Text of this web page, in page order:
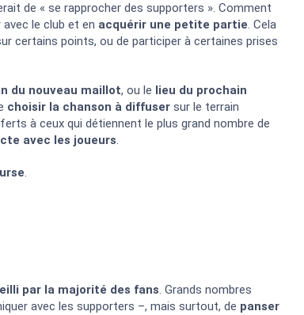
de « se rapprocher des supporters ». Comment
le club et en acquérir une petite partie. Cela
certains points, ou de participer à certaines prises
du nouveau maillot, ou le lieu du prochain
choisir la chanson à diffuser sur le terrain
à ceux qui détiennent le plus grand nombre de
avec les joueurs.
.
par la majorité des fans. Grands nombres
avec les supporters –, mais surtout, de panser